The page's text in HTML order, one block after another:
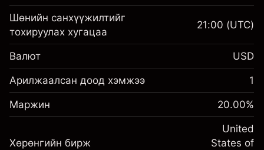
Маржин. Таны хөрөнгө
оруулалт
Шөнийн санхүүжилтийн
тохируулга
Позицын бүрэн хэмжээнээс
-0.021596
%
(-$1.08)
Хөшүүрэгтэй арилжааны хэмжээ
Маржин. Таны хөрөнгө
оруулалт
$1,000.00
тохируулга
-0.000626
Шөнийн санхүүжилтийг
тохируулах хугацаа
21:00 (UTC)
Валют USD
Арилжаалсан доод хэмжээ 1
Маржин 20.00%
Хөрөнгийн бирж
United
States of